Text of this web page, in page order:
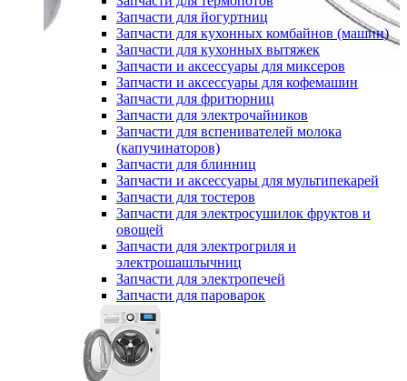
Запчасти для йогуртниц
Запчасти для кухонных комбайнов (машин)
Запчасти для кухонных вытяжек
Запчасти и аксессуары для миксеров
Запчасти и аксессуары для кофемашин
Запчасти для фритюрниц
Запчасти для электрочайников
Запчасти для вспенивателей молока
(капучинаторов)
Запчасти для блинниц
Запчасти и аксессуары для мультипекарей
Запчасти для тостеров
Запчасти для электросушилок фруктов и
овощей
Запчасти для электрогриля и
электрошашлычниц
Запчасти для электропечей
Запчасти для пароварок